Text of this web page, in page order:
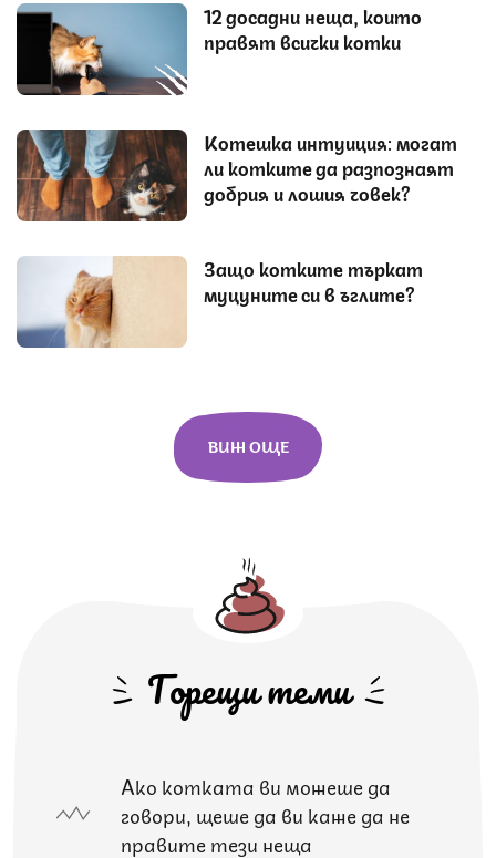
12 досадни неща, които
правят всички котки
Котешка интуиция: могат
ли котките да разпознаят
добрия и лошия човек?
Защо котките търкат
муцуните си в ъглите?
ВИЖ ОЩЕ
Горещи теми
Ако котката ви можеше да
говори, щеше да ви каже да не
правите тези неща